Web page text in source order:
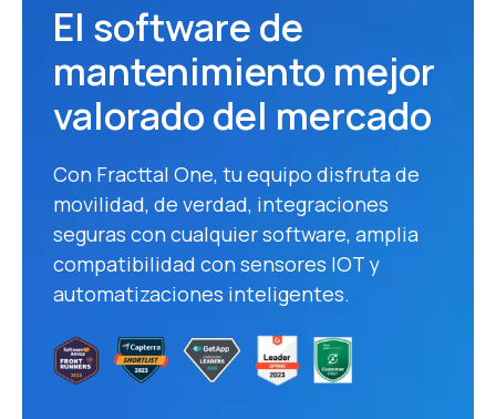
El software de
mantenimiento mejor
valorado del mercado
Con Fracttal One, tu equipo disfruta de
movilidad, de verdad, integraciones
seguras con cualquier software, amplia
compatibilidad con sensores IOT y
automatizaciones inteligentes.